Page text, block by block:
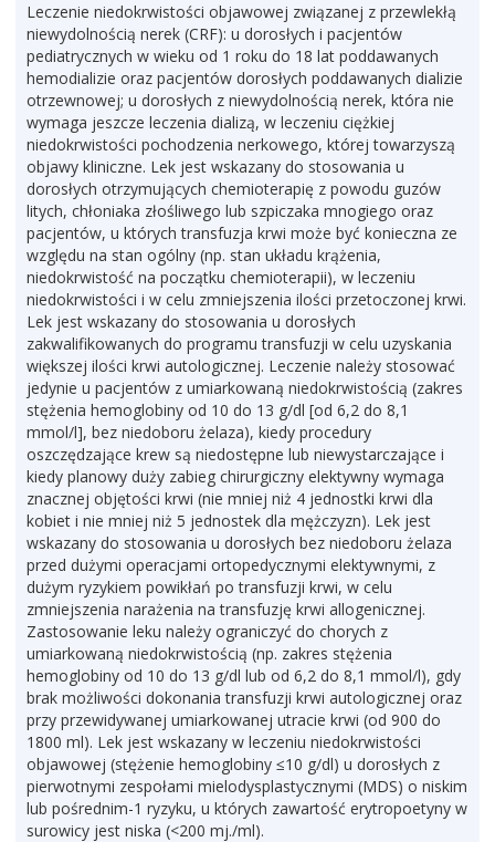
Leczenie niedokrwistości objawowej związanej z przewlekłą
niewydolnością nerek (CRF): u dorosłych i pacjentów
pediatrycznych w wieku od 1 roku do 18 lat poddawanych
hemodializie oraz pacjentów dorosłych poddawanych dializie
otrzewnowej; u dorosłych z niewydolnością nerek, która nie
wymaga jeszcze leczenia dializą, w leczeniu ciężkiej
niedokrwistości pochodzenia nerkowego, której towarzyszą
objawy kliniczne. Lek jest wskazany do stosowania u
dorosłych otrzymujących chemioterapię z powodu guzów
litych, chłoniaka złośliwego lub szpiczaka mnogiego oraz
pacjentów, u których transfuzja krwi może być konieczna ze
względu na stan ogólny (np. stan układu krążenia,
niedokrwistość na początku chemioterapii), w leczeniu
niedokrwistości i w celu zmniejszenia ilości przetoczonej krwi.
Lek jest wskazany do stosowania u dorosłych
zakwalifikowanych do programu transfuzji w celu uzyskania
większej ilości krwi autologicznej. Leczenie należy stosować
jedynie u pacjentów z umiarkowaną niedokrwistością (zakres
stężenia hemoglobiny od 10 do 13 g/dl [od 6,2 do 8,1
mmol/l], bez niedoboru żelaza), kiedy procedury
oszczędzające krew są niedostępne lub niewystarczające i
kiedy planowy duży zabieg chirurgiczny elektywny wymaga
znacznej objętości krwi (nie mniej niż 4 jednostki krwi dla
kobiet i nie mniej niż 5 jednostek dla mężczyzn). Lek jest
wskazany do stosowania u dorosłych bez niedoboru żelaza
przed dużymi operacjami ortopedycznymi elektywnymi, z
dużym ryzykiem powikłań po transfuzji krwi, w celu
zmniejszenia narażenia na transfuzję krwi allogenicznej.
Zastosowanie leku należy ograniczyć do chorych z
umiarkowaną niedokrwistością (np. zakres stężenia
hemoglobiny od 10 do 13 g/dl lub od 6,2 do 8,1 mmol/l), gdy
brak możliwości dokonania transfuzji krwi autologicznej oraz
przy przewidywanej umiarkowanej utracie krwi (od 900 do
1800 ml). Lek jest wskazany w leczeniu niedokrwistości
objawowej (stężenie hemoglobiny ≤10 g/dl) u dorosłych z
pierwotnymi zespołami mielodysplastycznymi (MDS) o niskim
lub pośrednim-1 ryzyku, u których zawartość erytropoetyny w
surowicy jest niska (<200 mj./ml).